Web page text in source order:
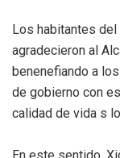
Los habitantes del
agradecieron al
benenefiando a
de gobierno con
calidad de vida s